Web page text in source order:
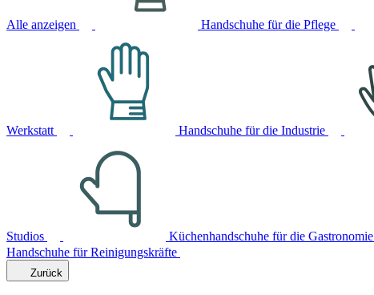
Alle anzeigen Handschuhe für die Pflege
Werkstatt Handschuhe für die Industrie
Studios Küchenhandschuhe für die Gastronomie
Handschuhe für Reinigungskräfte
Zurück